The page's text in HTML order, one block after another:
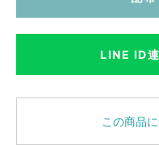
LINE ID
この商品